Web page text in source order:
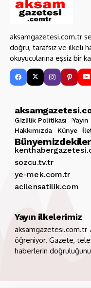
aksamgazetesi.com.tr
doğru, tarafsız ve ilkeli
okuyucularına eşsiz bir
Gizlilik Politikası
Hakkımızda
Künye
Bünyemizdekiler
sozcu.tv.tr
ye-mek.com.tr
acilensatilik.com
Yayın ilkelerimiz
aksamgazetesi.com.tr
öğreniyor. Gazete,
haberlerin